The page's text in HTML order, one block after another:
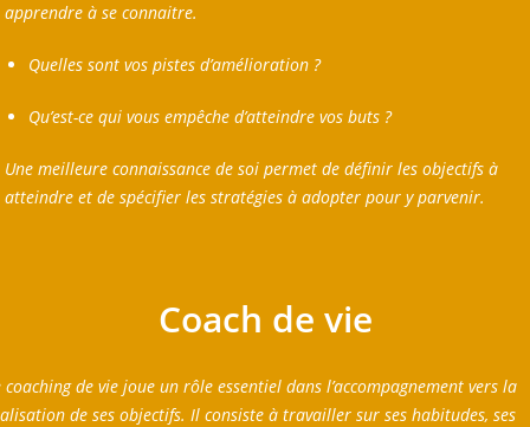
apprendre à se connaitre.
Quelles sont vos pistes d’amélioration ?
Qu’est-ce qui vous empêche d’atteindre vos buts ?
Une meilleure connaissance de soi permet de définir les objectifs à
atteindre et de spécifier les stratégies à adopter pour y parvenir.
Coach de vie
coaching de vie joue un rôle essentiel dans l’accompagnement vers la
de ses objectifs. Il consiste à travailler sur ses habitudes, ses